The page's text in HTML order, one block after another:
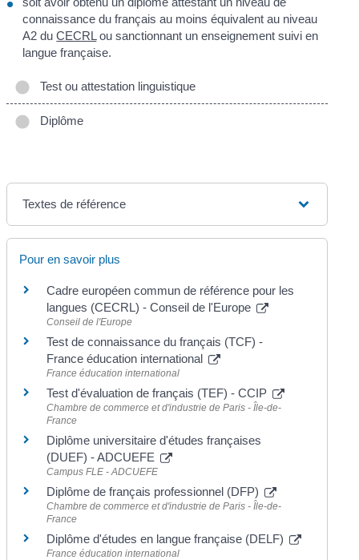
connaissance du français au moins équivalent au niveau
A2 duCECRL ou sanctionnant un enseignement suivi en
langue française.
Test ou attestation linguistique
Diplôme
Textes de référence
Pour en savoir plus
Cadre européen commun de référence pour les
langues (CECRL) - Conseil de l'Europe
Conseil de l'Europe
Test de connaissance du français (TCF) -
France éducation international
France éducation international
Test d'évaluation de français (TEF) - CCIP
Chambre de commerce et d'industrie de Paris - Île-de-
France
Diplôme universitaire d'études françaises
(DUEF) - ADCUEFE
Campus FLE - ADCUEFE
Diplôme de français professionnel (DFP)
Chambre de commerce et d'industrie de Paris - Île-de-
France
Diplôme d'études en langue française (DELF)
France éducation international